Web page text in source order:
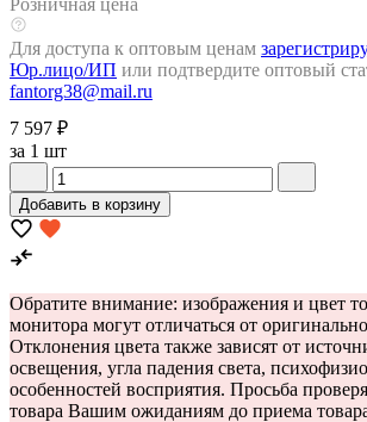
Для доступа к оптовым ценам
Юр.лицо/ИП или подтвердите оптовый
fantorg38@mail.ru
7 597 ₽
за 1 шт
Добавить в корзину
Обратите внимание: изображения и цвет
монитора могут отличаться от
Отклонения цвета также зависят от
освещения, угла падения света,
особенностей восприятия. Просьба
товара Вашим ожиданиям до приема